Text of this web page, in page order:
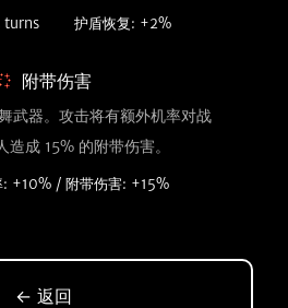
turns 护盾恢复: +2%
附带伤害
武器。攻击将有额外机率对战
造成 15% 的附带伤害。
: +10% / 附带伤害: +15%
← 返回